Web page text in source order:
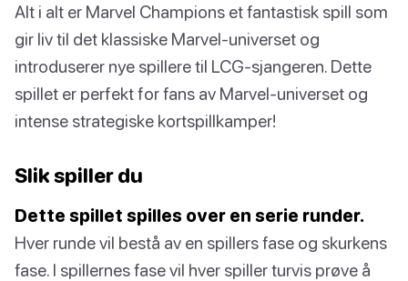
Alt i alt er Marvel Champions et fantastisk spill som
gir liv til det klassiske Marvel-universet og
introduserer nye spillere til LCG-sjangeren. Dette
spillet er perfekt for fans av Marvel-universet og
intense strategiske kortspillkamper!
Slik spiller du
Dette spillet spilles over en serie runder.
Hver runde vil bestå av en spillers fase og skurkens
fase. I spillernes fase vil hver spiller turvis prøve å